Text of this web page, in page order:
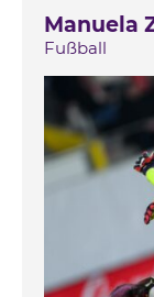
Manuela
Fußball